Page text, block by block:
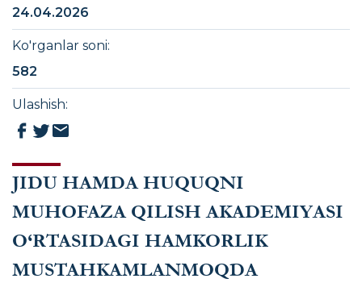
JIDU HAMDA HUQUQNI
MUHOFAZA QILISH AKADEMIYASI
O‘RTASIDAGI HAMKORLIK
MUSTAHKAMLANMOQDA
24.04.2026
Ko'rganlar soni:
582
Ulashish: